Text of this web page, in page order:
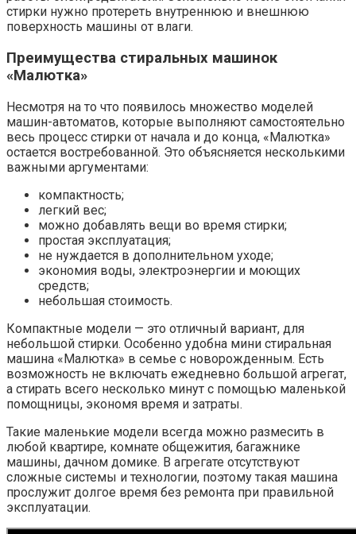
стирки нужно протереть внутреннюю и внешнюю
поверхность машины от влаги.
Преимущества стиральных машинок
«Малютка»
Несмотря на то что появилось множество моделей
машин-автоматов, которые выполняют самостоятельно
весь процесс стирки от начала и до конца, «Малютка»
остается востребованной. Это объясняется несколькими
важными аргументами:
компактность;
легкий вес;
можно добавлять вещи во время стирки;
простая эксплуатация;
не нуждается в дополнительном уходе;
экономия воды, электроэнергии и моющих
средств;
небольшая стоимость.
Компактные модели — это отличный вариант, для
небольшой стирки. Особенно удобна мини стиральная
машина «Малютка» в семье с новорожденным. Есть
возможность не включать ежедневно большой агрегат,
а стирать всего несколько минут с помощью маленькой
помощницы, экономя время и затраты.
Такие маленькие модели всегда можно размесить в
любой квартире, комнате общежития, багажнике
машины, дачном домике. В агрегате отсутствуют
сложные системы и технологии, поэтому такая машина
прослужит долгое время без ремонта при правильной
эксплуатации.